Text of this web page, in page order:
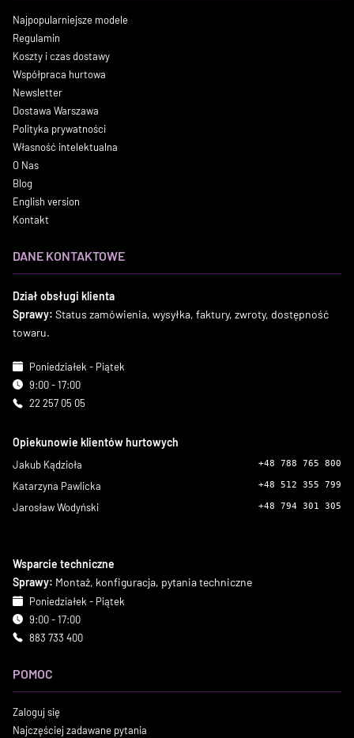
Najpopularniejsze modele
Regulamin
Koszty i czas dostawy
Współpraca hurtowa
Newsletter
Dostawa Warszawa
Polityka prywatności
Własność intelektualna
O Nas
Blog
English version
Kontakt
DANE KONTAKTOWE
Dział obsługi klienta
Sprawy: Status zamówienia, wysyłka, faktury, zwroty, dostępność
towaru.
Poniedziałek - Piątek
9:00 - 17:00
22 257 05 05
Opiekunowie klientów hurtowych
Jakub Kądzioła +48 788 765 800
Katarzyna Pawlicka +48 512 355 799
Jarosław Wodyński +48 794 301 305
Wsparcie techniczne
Sprawy: Montaż, konfiguracja, pytania techniczne
Poniedziałek - Piątek
9:00 - 17:00
883 733 400
POMOC
Zaloguj się
Najczęściej zadawane pytania